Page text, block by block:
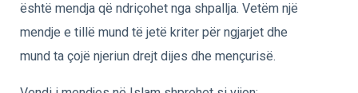
është mendja që ndriçohet nga shpallja. Vetëm një
mendje e tillë mund të jetë kriter për ngjarjet dhe
mund ta çojë njeriun drejt dijes dhe mençurisë.